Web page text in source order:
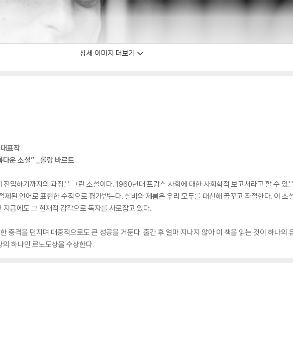
상세 이미지 더보기
표작
다운 소설” _롤랑 바르트
진입하기까지의 과정을 그린 소설이다. 1960년대 프랑스 사회에 대한 사회학적 보고서라고 할 수 있
된 언어로 표현한 수작으로 평가받는다. 실비와 제롬은 우리 모두를 대신해 꿈꾸고 좌절한다. 이 소
금에도 그 현재적 감각으로 독자를 사로잡고 있다.
충격을 던지며 대중적으로도 큰 성공을 거둔다. 출간 후 얼마 지나지 않아 이 책을 읽는 것이 하나의
하나인 르노도상을 수상한다.